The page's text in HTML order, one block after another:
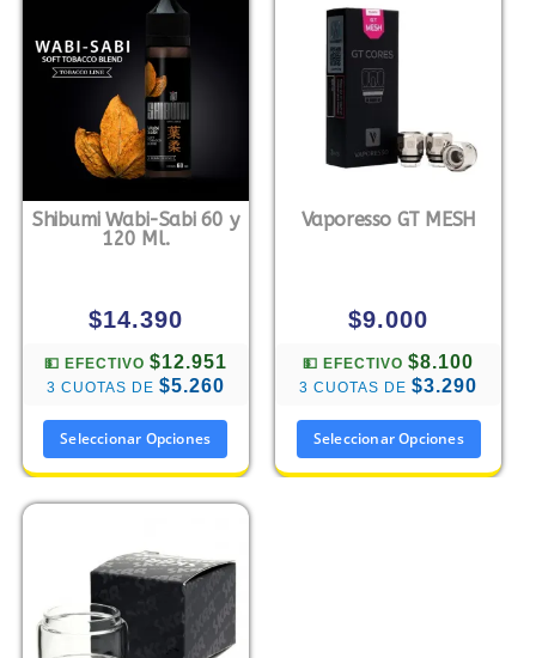
Shibumi Wabi-Sabi 60 y
120 Ml.
$14.390
💵 EFECTIVO $12.951
3 CUOTAS DE $5.260
Seleccionar Opciones
Vaporesso GT MESH
$9.000
💵 EFECTIVO$8.100
3 CUOTAS DE$3.290
Seleccionar Opciones